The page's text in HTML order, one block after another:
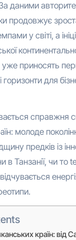
даними
продовжує
у світі, а
уже приносять
горизонти для
справжня
молоде
предків із
в Танзанії, чи то
країн: від